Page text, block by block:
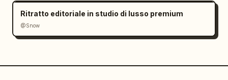
Ritratto editoriale in studio di lusso premium
@Snow